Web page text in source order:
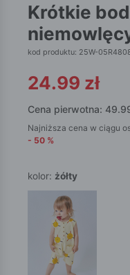
krótkie body-pajacyk
kod produktu: 25W-
24.99 zł
Cena pierwotna:
Najniższa cena w ciągu
- 50 %
kolor: żółty